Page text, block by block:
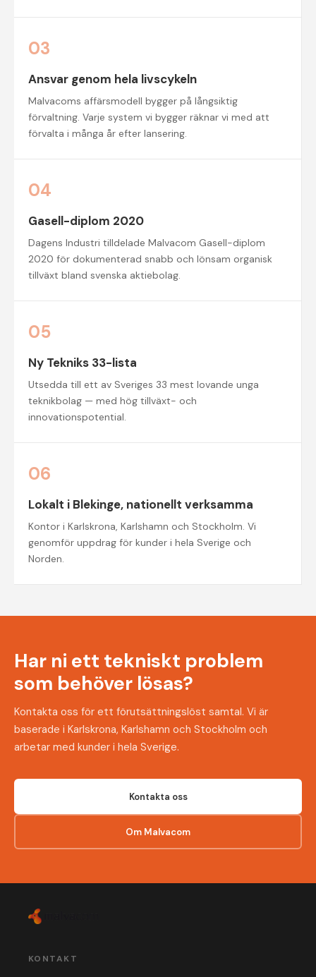
03
Ansvar genom hela livscykeln
Malvacoms affärsmodell bygger på långsiktig
förvaltning. Varje system vi bygger räknar vi med att
förvalta i många år efter lansering.
04
Gasell-diplom 2020
Dagens Industri tilldelade Malvacom Gasell-diplom
2020 för dokumenterad snabb och lönsam organisk
tillväxt bland svenska aktiebolag.
05
Ny Tekniks 33-lista
Utsedda till ett av Sveriges 33 mest lovande unga
teknikbolag — med hög tillväxt- och
innovationspotential.
06
Lokalt i Blekinge, nationellt verksamma
Kontor i Karlskrona, Karlshamn och Stockholm. Vi
genomför uppdrag för kunder i hela Sverige och
Norden.
Har ni ett tekniskt problem
som behöver lösas?
Kontakta oss för ett förutsättningslöst samtal. Vi är
baserade i Karlskrona, Karlshamn och Stockholm och
arbetar med kunder i hela Sverige.
Kontakta oss
Om Malvacom
KONTAKT